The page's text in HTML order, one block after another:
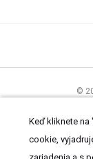
©
Čítajte
Keď kliknete na
cookie,